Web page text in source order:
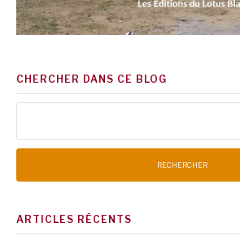
CHERCHER DANS CE BLOG
ARTICLES RÉCENTS